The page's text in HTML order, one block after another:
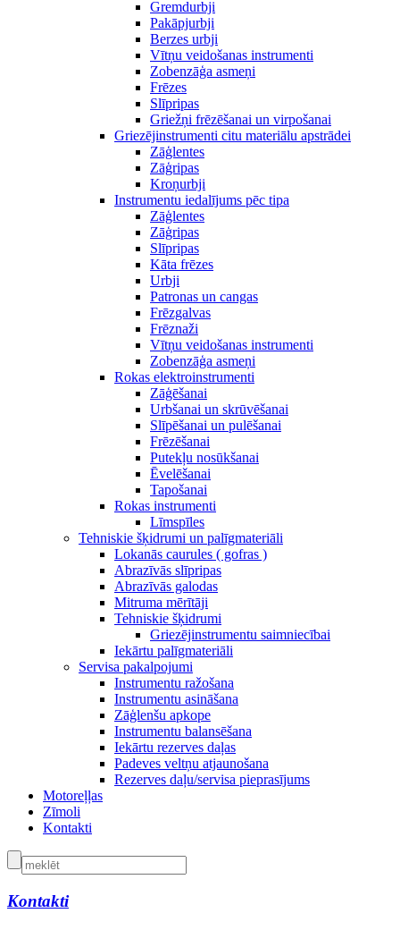
Gremdurbji
Pakāpjurbji
Berzes urbji
Vītņu veidošanas instrumenti
Zobenzāģa asmeņi
Frēzes
Slīpripas
Griežņi frēzēšanai un virpošanai
Griezējinstrumenti citu materiālu apstrādei
Zāģlentes
Zāģripas
Kroņurbji
Instrumentu iedalījums pēc tipa
Zāģlentes
Zāģripas
Slīpripas
Kāta frēzes
Urbji
Patronas un cangas
Frēzgalvas
Frēznaži
Vītņu veidošanas instrumenti
Zobenzāģa asmeņi
Rokas elektroinstrumenti
Zāģēšanai
Urbšanai un skrūvēšanai
Slīpēšanai un pulēšanai
Frēzēšanai
Putekļu nosūkšanai
Ēvelēšanai
Tapošanai
Rokas instrumenti
Līmspīles
Tehniskie šķidrumi un palīgmateriāli
Lokanās caurules ( gofras )
Abrazīvās slīpripas
Abrazīvās galodas
Mitruma mērītāji
Tehniskie šķidrumi
Griezējinstrumentu saimniecībai
Iekārtu palīgmateriāli
Servisa pakalpojumi
Instrumentu ražošana
Instrumentu asināšana
Zāģlenšu apkope
Instrumentu balansēšana
Iekārtu rezerves daļas
Padeves veltņu atjaunošana
Rezerves daļu/servisa pieprasījums
Motoreļļas
Zīmoli
Kontakti
Kontakti